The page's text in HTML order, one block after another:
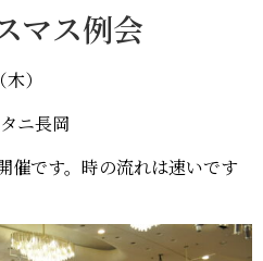
ブ概要
案内
事業
マス例会
）
ニ長岡
催です。時の流れは速いです